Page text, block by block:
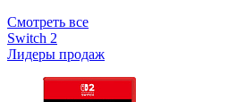
Смотреть все
Switch 2
Лидеры продаж